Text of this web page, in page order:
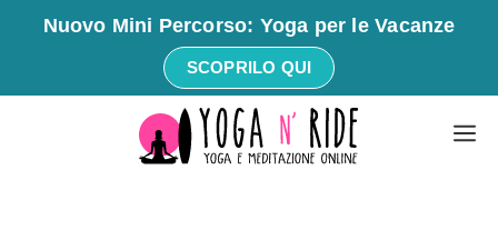
Nuovo Mini Percorso: Yoga per le Vacanze
SCOPRILO QUI